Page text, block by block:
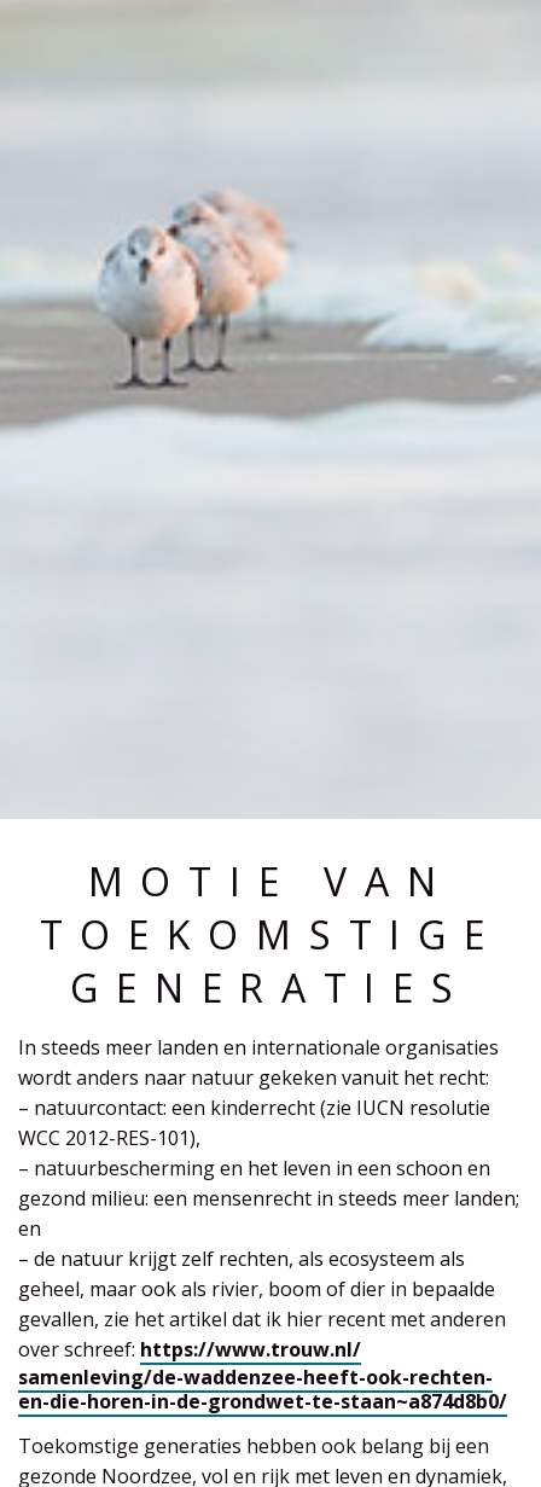
MOTIE VAN
TOEKOMSTIGE
GENERATIES
In steeds meer landen en internationale organisaties
wordt anders naar natuur gekeken vanuit het recht:
– natuurcontact: een kinderrecht (zie IUCN resolutie
WCC 2012-RES-101),
– natuurbescherming en het leven in een schoon en
gezond milieu: een mensenrecht in steeds meer landen;
en
– de natuur krijgt zelf rechten, als ecosysteem als
geheel, maar ook als rivier, boom of dier in bepaalde
gevallen, zie het artikel dat ik hier recent met anderen
over schreef: https://www.trouw.nl/
samenleving/de-waddenzee-heeft-ook-rechten-
en-die-horen-in-de-grondwet-te-staan~a874d8b0/
Toekomstige generaties hebben ook belang bij een
gezonde Noordzee, vol en rijk met leven en dynamiek,